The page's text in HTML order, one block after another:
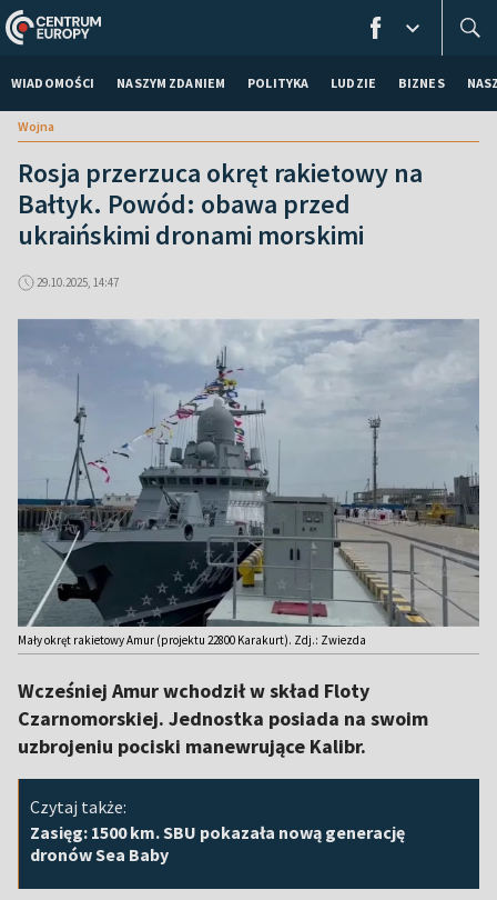
WIADOMOŚCI NASZYM ZDANIEM POLITYKA LUDZIE BIZNES
Wojna
Rosja przerzuca okręt rakietowy na
Bałtyk. Powód: obawa przed
ukraińskimi dronami morskimi
29.10.2025, 14:47
Mały okręt rakietowy Amur (projektu 22800 Karakurt). Zdj.: Zwiezda
Wcześniej Amur wchodził w skład Floty
Czarnomorskiej. Jednostka posiada na swoim
uzbrojeniu pociski manewrujące Kalibr.
Czytaj także:
Zasięg: 1500 km. SBU pokazała nową generację
dronów Sea Baby